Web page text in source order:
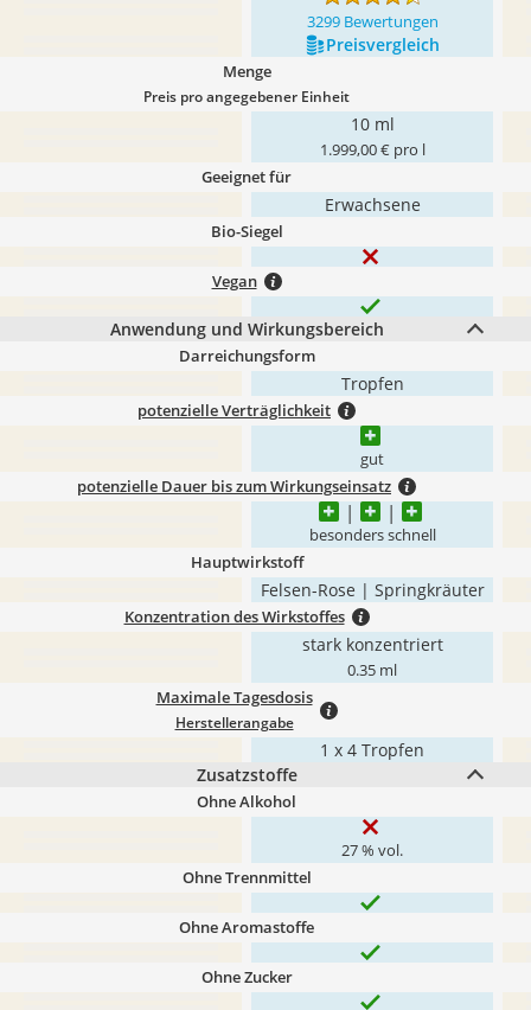
3299 Bewertungen
Preis­vergleich
Menge
Preis pro angegebener Einheit
10 ml
1.999,00 € pro l
Geeignet für
Erwachsene
Bio-Siegel
Vegan
Anwendung und Wirkungsbereich
Darreichungsform
Tropfen
potenzielle Verträglichkeit
gut
potenzielle Dauer bis zum Wirkungseinsatz
besonders schnell
Hauptwirkstoff
Felsen-Rose | Springkräuter
Konzentration des Wirkstoffes
stark konzentriert
0.35 ml
Maximale Tagesdosis
Herstellerangabe
1 x 4 Tropfen
Zusatzstoffe
Ohne Alkohol
27 % vol.
Ohne Trennmittel
Ohne Aromastoffe
Ohne Zucker